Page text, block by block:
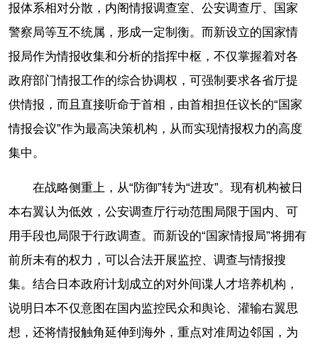
报体系相对分散，内阁情报调查室、公安调查厅、国家
警察局等互不统属，形成一定制衡。而新设立的国家情
报局作为情报收集和分析的指挥中枢，不仅掌握着对各
政府部门情报工作的综合协调权，可强制要求各省厅提
供情报，而且直接听命于首相，由首相担任议长的“国家
情报会议”作为最高决策机构，从而实现情报权力的高度
集中。
在战略侧重上，从“防御”转为“进攻”。现有机构被日
本右翼认为低效，公安调查厅行动范围局限于国内、可
用手段也局限于行政调查。而新设的“国家情报局”将拥有
前所未有的权力，可以合法开展监控、调查与情报搜
集。结合日本政府计划成立的对外间谍人才培养机构，
说明日本不仅意图在国内监控民众和舆论、灌输右翼思
想，还将情报触角延伸到海外，重点对准周边邻国，为